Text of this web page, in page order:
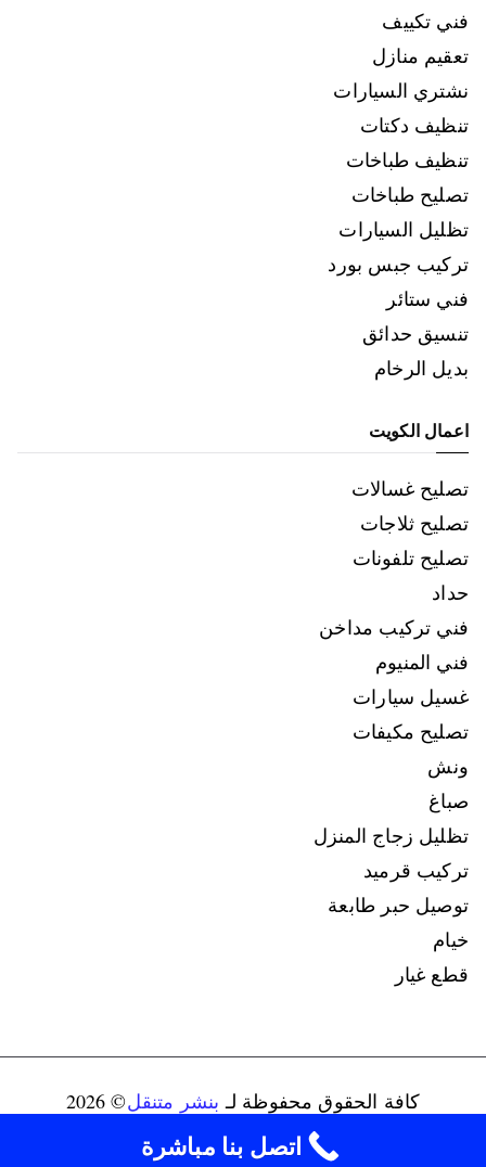
فني تكييف
تعقيم منازل
نشتري السيارات
تنظيف دكتات
تنظيف طباخات
تصليح طباخات
تظليل السيارات
تركيب جبس بورد
فني ستائر
تنسيق حدائق
بديل الرخام
اعمال الكويت
تصليح غسالات
تصليح ثلاجات
تصليح تلفونات
حداد
فني تركيب مداخن
فني المنيوم
غسيل سيارات
تصليح مكيفات
ونش
صباغ
تظليل زجاج المنزل
تركيب قرميد
توصيل حبر طابعة
خيام
قطع غيار
كافة الحقوق محفوظة لـ بنشر متنقل© 2026
connect@ads-kuwait.net
+96598080146‬اتصل بنا مباشرة